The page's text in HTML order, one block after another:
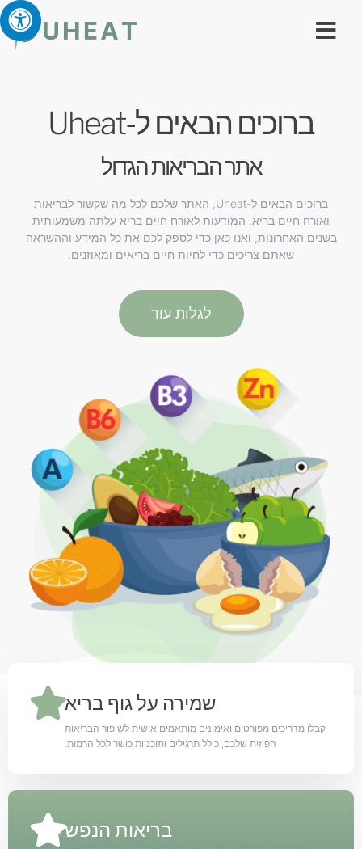
ברוכים הבאים ל-Uheat
אתר הבריאות הגדול
ברוכים הבאים ל-Uheat, האתר שלכם לכל מה שקשור לבריאות
ואורח חיים בריא. המודעות לאורח חיים בריא עלתה משמעותית
בשנים האחרונות, ואנו כאן כדי לספק לכם את כל המידע וההשראה
שאתם צריכים כדי לחיות חיים בריאים ומאוזנים.
לגלות עוד
שמירה על גוף בריא
קבלו מדריכים מפורטים ואימונים מותאמים אישית לשיפור הבריאות
הפיזית שלכם, כולל תרגילים ותוכניות כושר לכל הרמות.
בריאות הנפש